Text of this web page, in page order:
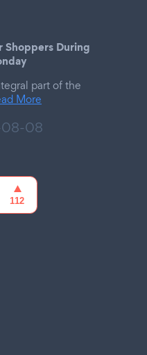
During
part of the
More
08